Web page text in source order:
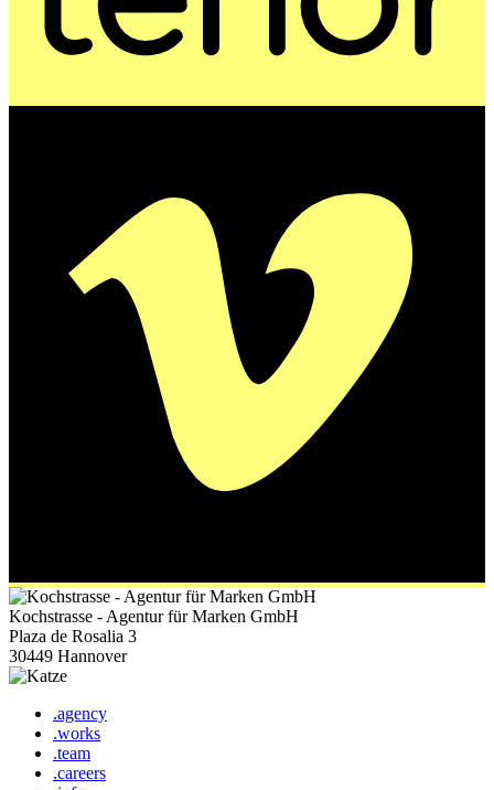
Kochstrasse - Agentur für Marken GmbH
Plaza de Rosalia 3
30449 Hannover
.agency
.works
.team
.careers